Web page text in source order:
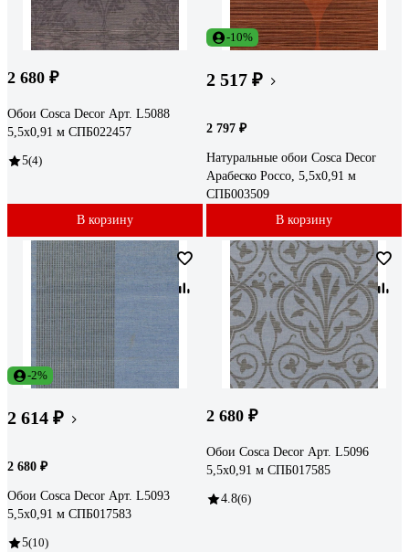
2 680 ₽
Обои Cosca Decor Арт. L5088
5,5x0,91 м СПБ022457
5(4)
В корзину
-10%
2 517 ₽
2 797 ₽
Натуральные обои Cosca Decor
Арабеско Россо, 5,5x0,91 м
СПБ003509
В корзину
-2%
2 614 ₽
2 680 ₽
Обои Cosca Decor Арт. L5093
5,5x0,91 м СПБ017583
5(10)
2 680 ₽
Обои Cosca Decor Арт. L5096
5,5x0,91 м СПБ017585
4.8(6)